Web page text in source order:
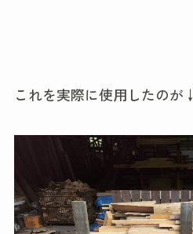
これを実際に使用したのが↓